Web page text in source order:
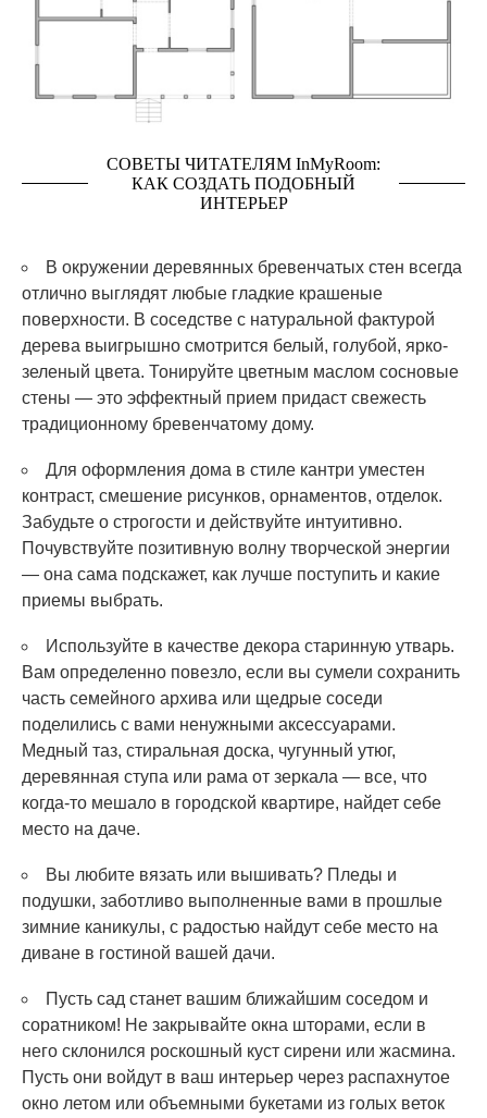
СОВЕТЫ ЧИТАТЕЛЯМ InMyRoom:
КАК СОЗДАТЬ ПОДОБНЫЙ
ИНТЕРЬЕР
В окружении деревянных бревенчатых стен всегда
отлично выглядят любые гладкие крашеные
поверхности. В соседстве с натуральной фактурой
дерева выигрышно смотрится белый, голубой, ярко-
зеленый цвета. Тонируйте цветным маслом сосновые
стены — это эффектный прием придаст свежесть
традиционному бревенчатому дому.
Для оформления дома в стиле кантри уместен
контраст, смешение рисунков, орнаментов, отделок.
Забудьте о строгости и действуйте интуитивно.
Почувствуйте позитивную волну творческой энергии
— она сама подскажет, как лучше поступить и какие
приемы выбрать.
Используйте в качестве декора старинную утварь.
Вам определенно повезло, если вы сумели сохранить
часть семейного архива или щедрые соседи
поделились с вами ненужными аксессуарами.
Медный таз, стиральная доска, чугунный утюг,
деревянная ступа или рама от зеркала — все, что
когда-то мешало в городской квартире, найдет себе
место на даче.
Вы любите вязать или вышивать? Пледы и
подушки, заботливо выполненные вами в прошлые
зимние каникулы, с радостью найдут себе место на
диване в гостиной вашей дачи.
Пусть сад станет вашим ближайшим соседом и
соратником! Не закрывайте окна шторами, если в
него склонился роскошный куст сирени или жасмина.
Пусть они войдут в ваш интерьер через распахнутое
окно летом или объемными букетами из голых веток